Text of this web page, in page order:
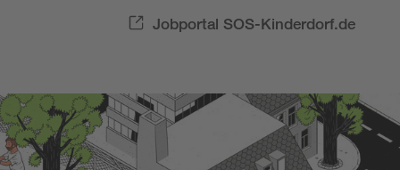
Jobportal SOS-Kinderdorf.de